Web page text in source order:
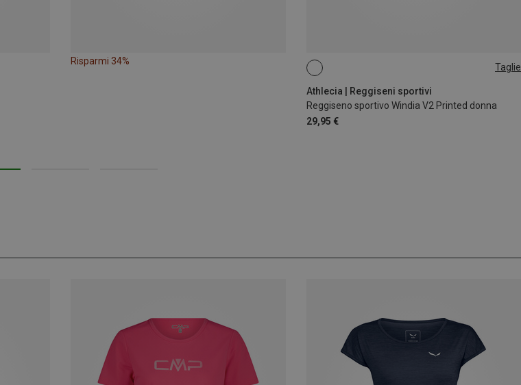
Risparmi 34%
Taglie
Athlecia | Reggiseni sportivi
Reggiseno sportivo Windia V2 Printed donna
29,95 €
S